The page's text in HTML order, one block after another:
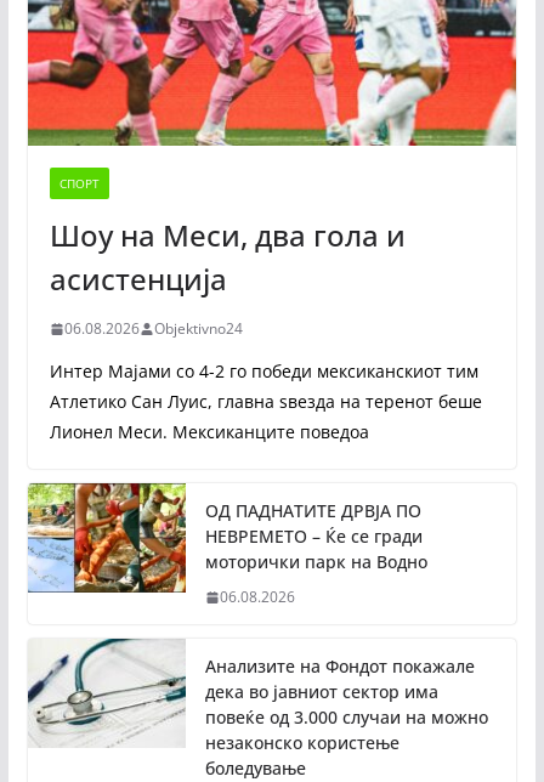
СПОРТ
Шоу на Меси, два гола и
асистенција
06.08.2026 Objektivno24
Интер Мајами со 4-2 го победи мексиканскиот тим
Атлетико Сан Луис, главна ѕвезда на теренот беше
Лионел Меси. Мексиканците поведоа
ОД ПАДНАТИТЕ ДРВЈА ПО
НЕВРЕМЕТО – Ќе се гради
моторички парк на Водно
06.08.2026
Анализите на Фондот покажале
дека во јавниот сектор има
повеќе од 3.000 случаи на можно
незаконско користење
боледување